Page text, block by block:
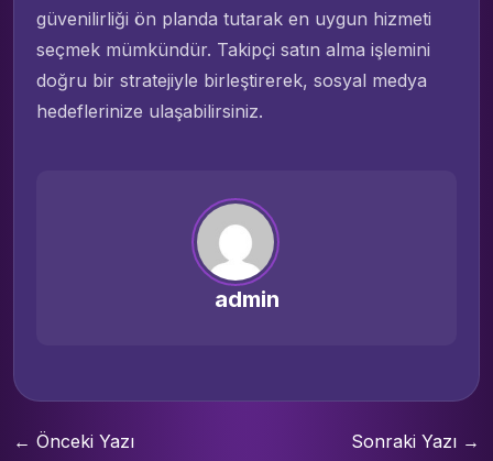
güvenilirliği ön planda tutarak en uygun hizmeti
seçmek mümkündür. Takipçi satın alma işlemini
doğru bir stratejiyle birleştirerek, sosyal medya
hedeflerinize ulaşabilirsiniz.
admin
← Önceki Yazı Sonraki Yazı →